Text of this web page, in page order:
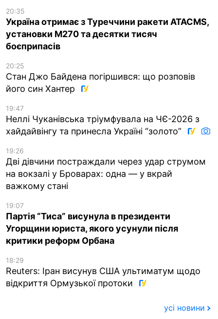
20:35
Україна отримає з Туреччини ракети ATACMS,
установки M270 та десятки тисяч
боєприпасів
20:25
Стан Джо Байдена погіршився: що розповів
його син Хантер
19:47
Неллі Чуканівська тріумфувала на ЧЄ-2026 з
хайдайвінгу та принесла Україні “золото”
19:26
Дві дівчини постраждали через удар струмом
на вокзалі у Броварах: одна — у вкрай
важкому стані
19:07
Партія “Тиса” висунула в президенти
Угорщини юриста, якого усунули після
критики реформ Орбана
18:29
Reuters: Іран висунув США ультиматум щодо
відкриття Ормузької протоки
усі новини